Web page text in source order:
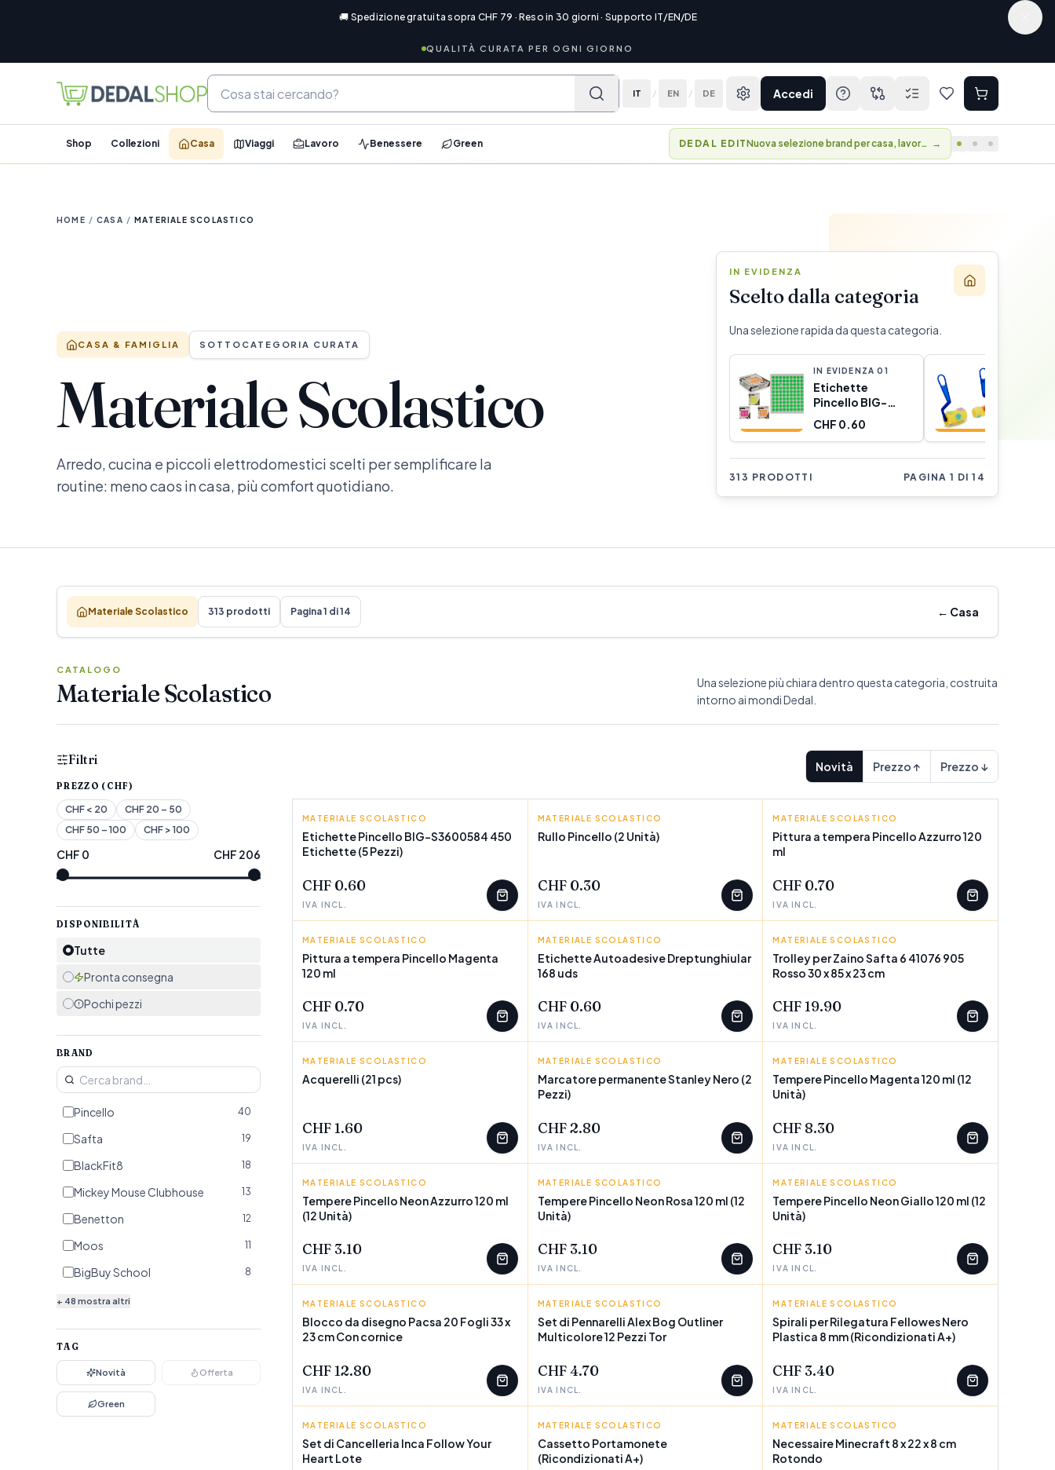
🚚 Spedizione gratuita sopra CHF 79 · Reso in 30 giorni · Supporto IT/EN/DE
QUALITÀ CURATA PER OGNI GIORNO
IT / EN / DE Accedi
Shop Collezioni Casa Viaggi Lavoro Benessere Green DEDAL EDIT Nuova selezione brand per casa, lavoro e viaggio. →
HOME / CASA / MATERIALE SCOLASTICO
CASA & FAMIGLIA SOTTOCATEGORIA CURATA
Materiale Scolastico
Arredo, cucina e piccoli elettrodomestici scelti per semplificare la
routine: meno caos in casa, più comfort quotidiano.
IN EVIDENZA
Scelto dalla categoria
Una selezione rapida da questa categoria.
IN EVIDENZA 0 1
Etichette
Pincello BIG-
S3600584 450
Etichette (5
Pezzi)
CHF 0.60
313 PRODOTTI PAGINA 1 DI 14
Materiale Scolastico 313 prodotti Pagina 1 di 14 ← Casa
CATALOGO
Materiale Scolastico
Una selezione più chiara dentro questa categoria, costruita
intorno ai mondi Dedal.
Filtri
PREZZO (CHF)
CHF < 20 CHF 20 – 50
CHF 50 – 100 CHF > 100
CHF 0 CHF 206
DISPONIBILITÀ
Tutte
Pronta consegna
Pochi pezzi
BRAND
Pincello 40
Safta 19
BlackFit8 18
Mickey Mouse Clubhouse 13
Benetton 12
Moos 11
BigBuy School 8
Frozen
Barbie
Spider-Man
The Avengers
Lilo & Stitch
+ 48 mostra altri
TAG
Novità Offerta
Green
Novità Prezzo ↑ Prezzo ↓
PINCELLO
POCHI PEZZI
MATERIALE SCOLASTICO
Etichette Pincello BIG-S3600584 450
Etichette (5 Pezzi)
CHF 0.60
IVA INCL.
PINCELLO
MATERIALE SCOLASTICO
Rullo Pincello (2 Unità)
CHF 0.30
IVA INCL.
PINCELLO
POCHI PEZZI
MATERIALE SCOLASTICO
Pittura a tempera Pincello Azzurro 120
ml
CHF 0.70
IVA INCL.
PINCELLO
POCHI PEZZI
MATERIALE SCOLASTICO
Pittura a tempera Pincello Magenta
120 ml
CHF 0.70
IVA INCL.
PINCELLO
POCHI PEZZI
MATERIALE SCOLASTICO
Etichette Autoadesive Dreptunghiular
168 uds
CHF 0.60
IVA INCL.
SAFTA
POCHI PEZZI
MATERIALE SCOLASTICO
Trolley per Zaino Safta 6 41076 905
Rosso 30 x 85 x 23 cm
CHF 19.90
IVA INCL.
PINCELLO
MATERIALE SCOLASTICO
Acquerelli (21 pcs)
CHF 1.60
IVA INCL.
STANLEY
POCHI PEZZI
MATERIALE SCOLASTICO
Marcatore permanente Stanley Nero (2
Pezzi)
CHF 2.80
IVA INCL.
PINCELLO
POCHI PEZZI
MATERIALE SCOLASTICO
Tempere Pincello Magenta 120 ml (12
Unità)
CHF 8.30
IVA INCL.
PINCELLO
POCHI PEZZI
MATERIALE SCOLASTICO
Tempere Pincello Neon Azzurro 120 ml
(12 Unità)
CHF 3.10
IVA INCL.
PINCELLO
POCHI PEZZI
MATERIALE SCOLASTICO
Tempere Pincello Neon Rosa 120 ml (12
Unità)
CHF 3.10
IVA INCL.
PINCELLO
POCHI PEZZI
MATERIALE SCOLASTICO
Tempere Pincello Neon Giallo 120 ml (12
Unità)
CHF 3.10
IVA INCL.
PACSA
POCHI PEZZI
MATERIALE SCOLASTICO
Blocco da disegno Pacsa 20 Fogli 33 x
23 cm Con cornice
CHF 12.80
IVA INCL.
ALEX BOG
POCHI PEZZI
MATERIALE SCOLASTICO
Set di Pennarelli Alex Bog Outliner
Multicolore 12 Pezzi Tor
CHF 4.70
IVA INCL.
FELLOWES
POCHI PEZZI
MATERIALE SCOLASTICO
Spirali per Rilegatura Fellowes Nero
Plastica 8 mm (Ricondizionati A+)
CHF 3.40
IVA INCL.
INCA
POCHI PEZZI
MATERIALE SCOLASTICO
Set di Cancelleria Inca Follow Your
Heart Lote
BIGBUY ACCESSORIES
POCHI PEZZI
MATERIALE SCOLASTICO
Cassetto Portamonete
(Ricondizionati A+)
MINECRAFT
POCHI PEZZI
MATERIALE SCOLASTICO
Necessaire Minecraft 8 x 22 x 8 cm
Rotondo